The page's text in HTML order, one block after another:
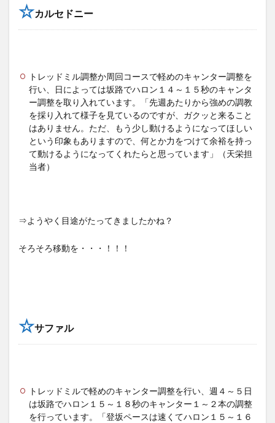
☆カルセドニー
トレッドミル調整か周回コースで軽めのキャンター調整を
行い、日によっては坂路でハロン１４～１５秒のキャンタ
ー調整を取り入れています。「先週あたりから強めの調教
を採り入れて様子を見ているのですが、ガクッと来ること
はありません。ただ、もう少し動けるようになってほしい
という印象もありますので、何とか力をつけて余裕を持っ
て動けるようになってくれたらと思っています」（天栄担
当者）
⇒ようやく目途がたってきましたかね？
そろそろ移動を・・・！！！
☆サファル
トレッドミルで軽めのキャンター調整を行い、週４～５日
は坂路でハロン１５～１８秒のキャンター１～２本の調整
を行っています。「登坂ペースは速くてハロン１５～１６